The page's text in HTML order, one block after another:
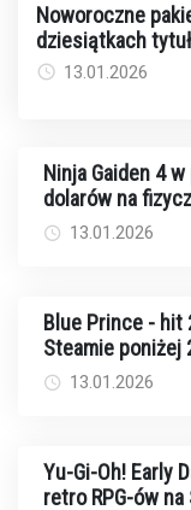
Noworoczne
dziesiątkach
13.01.2026
Ninja Gaiden 4
dolarów na
13.01.2026
Blue Prince - hit
Steamie poniżej
13.01.2026
Yu-Gi-Oh! Early
retro RPG-ów